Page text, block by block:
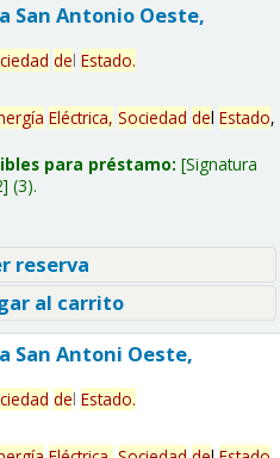
San Antonio Oeste,
del Estado.
Eléctrica, Sociedad del Estado,
para préstamo: Signatura
(3).
reserva
al carrito
San Antoni Oeste,
del Estado.